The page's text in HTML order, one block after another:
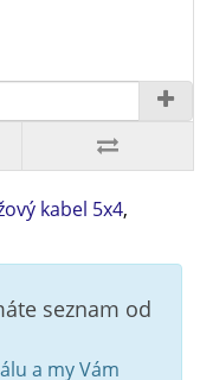
kabel 5x4,
seznam od
a my Vám